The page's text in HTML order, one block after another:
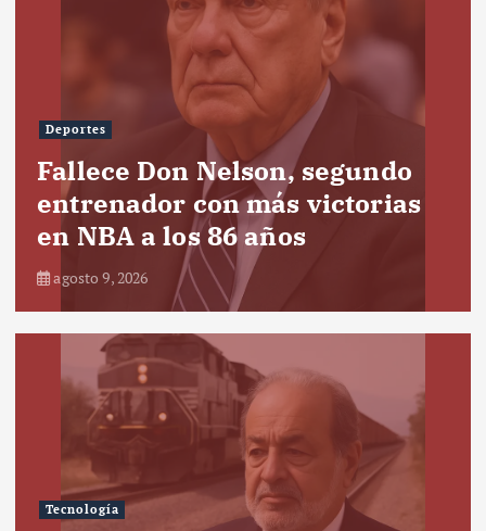
Deportes
Fallece Don Nelson, segundo
entrenador con más victorias
en NBA a los 86 años
agosto 9, 2026
Tecnología